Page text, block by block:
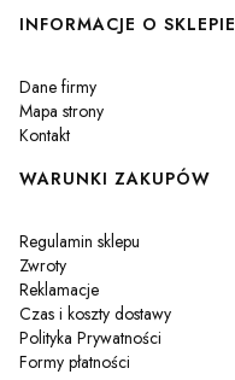
Linki w stopce
INFORMACJE O SKLEPIE
Dane firmy
Mapa strony
Kontakt
WARUNKI ZAKUPÓW
Regulamin sklepu
Zwroty
Reklamacje
Czas i koszty dostawy
Polityka Prywatności
Formy płatności